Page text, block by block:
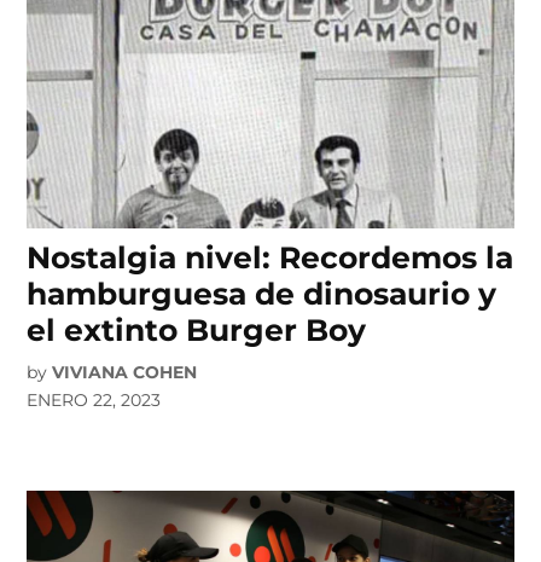
Nostalgia nivel: Recordemos la
hamburguesa de dinosaurio y
el extinto Burger Boy
by VIVIANA COHEN
ENERO 22, 2023